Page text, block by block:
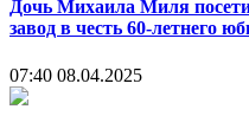
Дочь Михаила Миля
завод в честь 60-летнего
07:40 08.04.2025